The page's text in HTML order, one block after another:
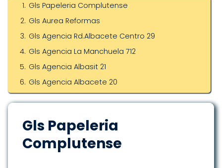
Gls Papeleria Complutense
Gls Aurea Reformas
Gls Agencia Rd.Albacete Centro 29
Gls Agencia La Manchuela 712
Gls Agencia Albasit 21
Gls Agencia Albacete 20
Gls Papeleria
Complutense